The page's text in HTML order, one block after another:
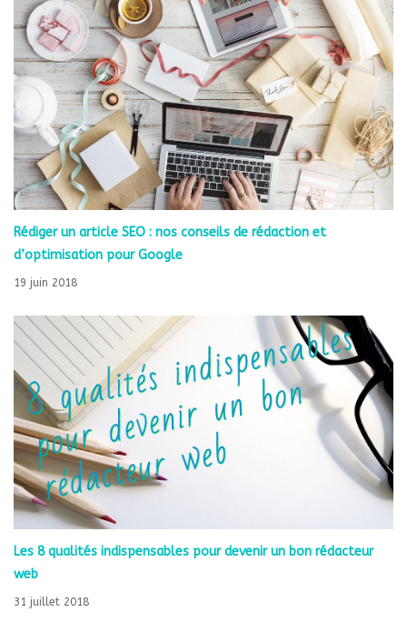
Rédiger un article SEO : nos conseils de rédaction et
d’optimisation pour Google
19 juin 2018
Les 8 qualités indispensables pour devenir un bon rédacteur
web
31 juillet 2018